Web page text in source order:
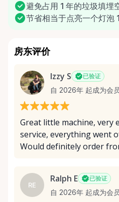
避免占用 1 年的垃圾填埋
节省相当于点亮一个灯泡
房东评价
Izzy S 已验证
自 2026年 起成为会
Great little machine, very
service, everything went
Would definitely order
RE
Ralph E 已验证
自 2026年 起成为会